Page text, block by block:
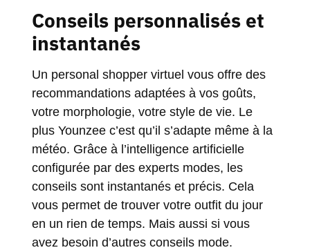
Conseils personnalisés et
instantanés
Un personal shopper virtuel vous offre des
recommandations adaptées à vos goûts,
votre morphologie, votre style de vie. Le
plus Younzee c’est qu’il s’adapte même à la
météo. Grâce à l’intelligence artificielle
configurée par des experts modes, les
conseils sont instantanés et précis. Cela
vous permet de trouver votre outfit du jour
en un rien de temps. Mais aussi si vous
avez besoin d’autres conseils mode.